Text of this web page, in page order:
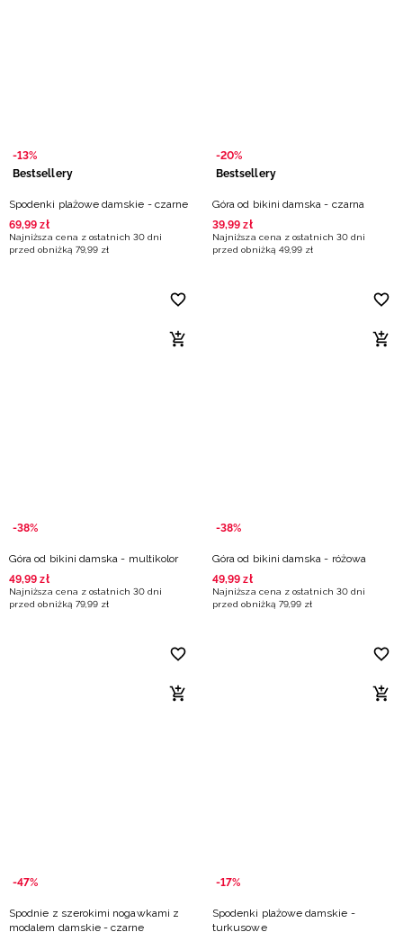
-13%
Bestsellery
Spodenki plażowe damskie - czarne
69,99 zł
Najniższa cena z ostatnich 30 dni
przed obniżką 79,99 zł
-20%
Bestsellery
Góra od bikini damska - czarna
39,99 zł
Najniższa cena z ostatnich 30 dni
przed obniżką 49,99 zł
-38%
Góra od bikini damska - multikolor
49,99 zł
Najniższa cena z ostatnich 30 dni
przed obniżką 79,99 zł
-38%
Góra od bikini damska - różowa
49,99 zł
Najniższa cena z ostatnich 30 dni
przed obniżką 79,99 zł
-47%
Spodnie z szerokimi nogawkami z
modalem damskie - czarne
-17%
Spodenki plażowe damskie -
turkusowe